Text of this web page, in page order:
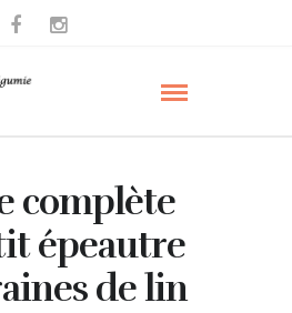
complète
épeautre
de lin